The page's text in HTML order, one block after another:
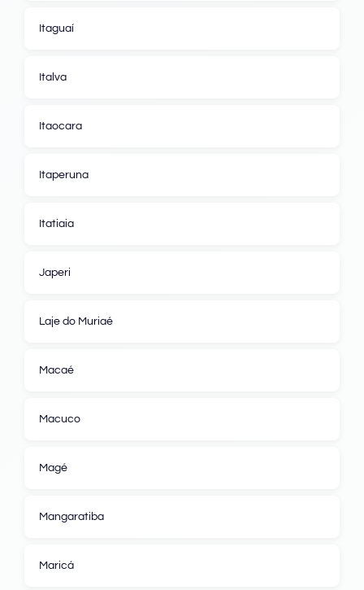
Itaguaí
Italva
Itaocara
Itaperuna
Itatiaia
Japeri
Laje do Muriaé
Macaé
Macuco
Magé
Mangaratiba
Maricá